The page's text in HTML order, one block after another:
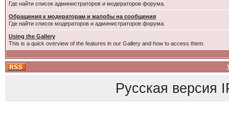
Где найти список администраторов и модераторов форума.
Обращения к модераторам и жалобы на сообщения
Где найти список модераторов и администраторов форума.
Using the Gallery
This is a quick overview of the features in our Gallery and how to access them.
Русская версия